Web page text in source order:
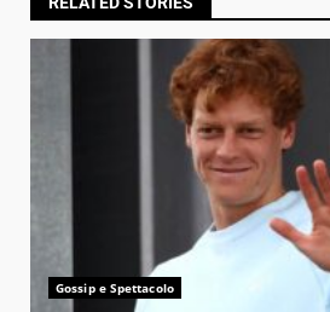
Gossip e Spettacolo